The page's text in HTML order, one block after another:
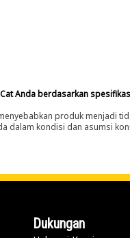
Anda berdasarkan
produk menjadi
dalam kondisi dan asumsi
Dukungan